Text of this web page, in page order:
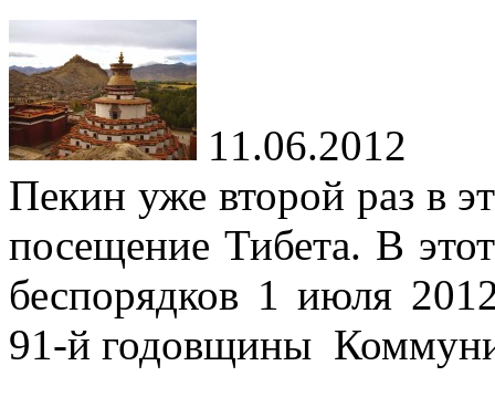
11.06.2012
Пекин уже второй раз в
посещение Тибета. В
беспорядков 1 июля
91-й годовщины